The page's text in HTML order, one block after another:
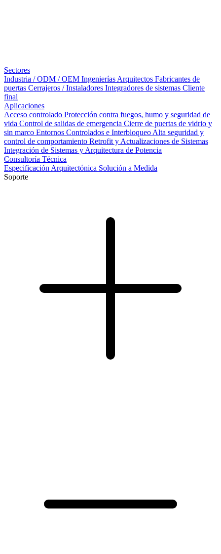
Sectores
Industria / ODM / OEM Ingenierías Arquitectos Fabricantes de
puertas Cerrajeros / Instaladores Integradores de sistemas Cliente
final
Aplicaciones
Acceso controlado Protección contra fuegos, humo y seguridad de
vida Control de salidas de emergencia Cierre de puertas de vidrio y
sin marco Entornos Controlados e Interbloqueo Alta seguridad y
control de comportamiento Retrofit y Actualizaciones de Sistemas
Integración de Sistemas y Arquitectura de Potencia
Consultoría Técnica
Especificación Arquitectónica Solución a Medida
Soporte